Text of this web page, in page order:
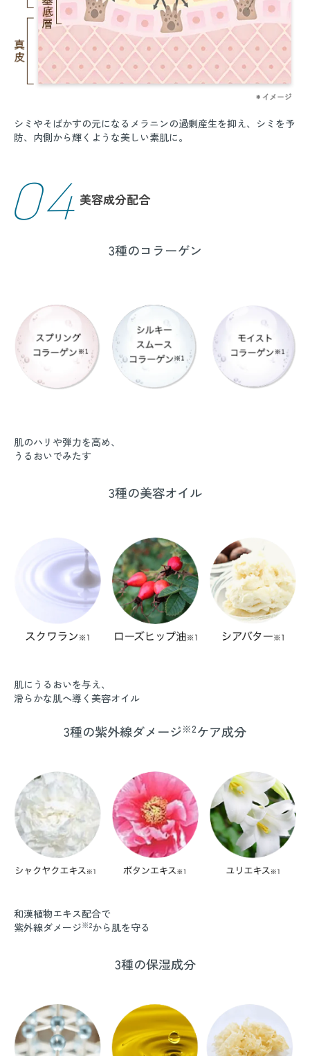
シミやそばかすの元になるメラニンの過剰産生を抑え、シミを予
防、内側から輝くような美しい素肌に。
04美容成分配合
3種のコラーゲン
肌のハリや弾力を高め、
うるおいでみたす
3種の美容オイル
肌にうるおいを与え、
滑らかな肌へ導く美容オイル
3種の紫外線ダメージ ※2ケア成分
和漢植物エキス配合で
紫外線ダメージ※2から肌を守る
3種の保湿成分